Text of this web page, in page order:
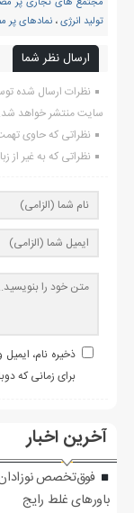
تولید انرژی،نمادهای پر
ارسال نظر شما
نظرات ارسال شده
سایت منتشر خواهد شد.
نظراتی که حاوی
نظراتی که به غیر از
ذخیره نام،
برای زمانی که
آخرین اخبار
فوق‌تخصص نوزادان:
باورهای غلط رایج